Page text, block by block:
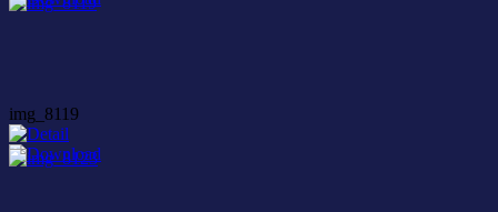
img_8119